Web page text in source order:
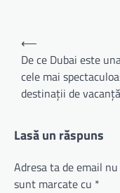
Navigare
în
articole
⟵
De ce Dubai este
cele mai
destinații de vacanță
Lasă un răspuns
Adresa ta de email
sunt marcate cu *